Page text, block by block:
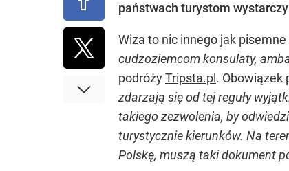
państwach turystom
Wiza to nic innego jak
cudzoziemcom konsulaty,
podróżyTripsta.pl . Obowiązek
zdarzają się od tej reguły
takiego zezwolenia, by
turystycznie kierunków. Na
Polskę, muszą taki dokument